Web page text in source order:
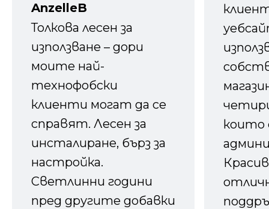
AnzelleB
Толкова лесен за
използване – дори
моите най-
технофобски
клиенти могат да се
справят. Лесен за
инсталиране, бърз за
настройка.
Светлинни години
пред другите добавки
които